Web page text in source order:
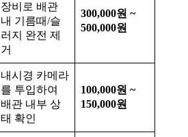
장비로 배관
내 기름때/슬
러지 완전 제
거
300,000원 ~
500,000원
내시경 카메라
를 투입하여
배관 내부 상
태 확인
100,000원 ~
150,000원